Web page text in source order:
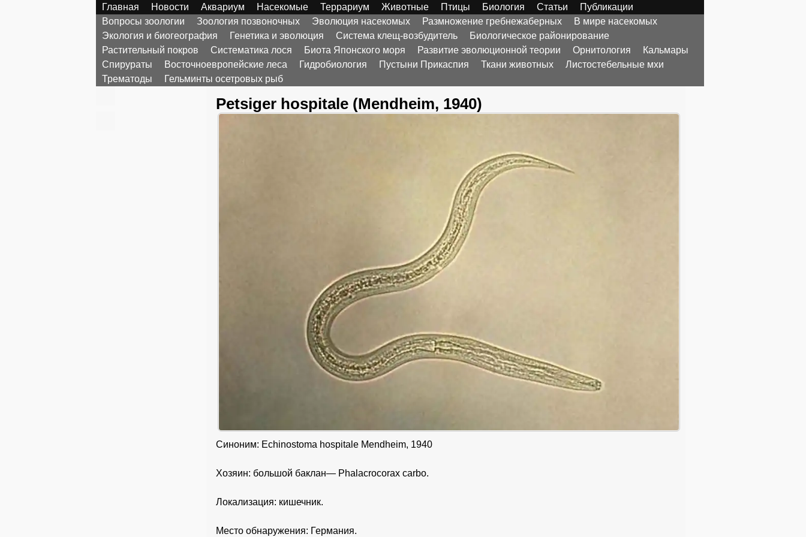
Главная Новости Аквариум Насекомые Террариум Животные Птицы Биология Статьи
Публикации
Вопросы зоологии
Зоология позвоночных Эволюция насекомых Размножение гребнежаберных
В мире насекомых
Экология и биогеография
Генетика и эволюция Система клещ-возбудитель
Биологическое районирование
Растительный покров
Систематика лося Биота Японского моря Развитие эволюционной теории Орнитология
Кальмары
Спирураты
Восточноевропейские леса Гидробиология Пустыни Прикаспия Ткани животных
Листостебельные мхи
Трематоды
Гельминты осетровых рыб
Petsiger hospitale (Mendheim, 1940)
Синоним: Echinostoma hospitale Mendheim, 1940
Хозяин: большой баклан— Phalacrocorax carbo.
Локализация: кишечник.
Место обнаружения: Германия.